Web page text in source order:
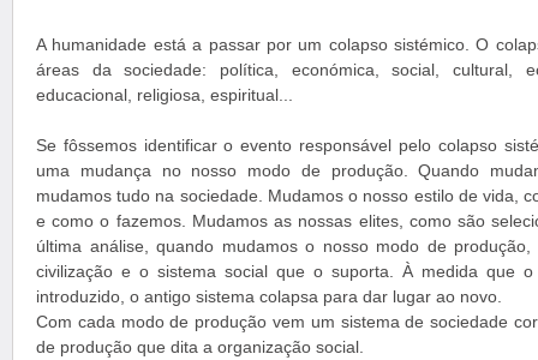
A humanidade está a passar por um colapso sistémico. O
áreas da sociedade: política, económica, social, cultural,
educacional, religiosa, espiritual...
Se fôssemos identificar o evento responsável pelo colapso
uma mudança no nosso modo de produção. Quando
mudamos tudo na sociedade. Mudamos o nosso estilo de vida,
e como o fazemos. Mudamos as nossas elites, como são
última análise, quando mudamos o nosso modo de
civilização e o sistema social que o suporta. À medida que
introduzido, o antigo sistema colapsa para dar lugar ao novo.
Com cada modo de produção vem um sistema de sociedade
de produção que dita a organização social.